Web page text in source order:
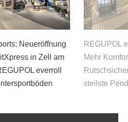
Neueröffnung
in Zell am
everroll
REGUPOL
Mehr
steilste